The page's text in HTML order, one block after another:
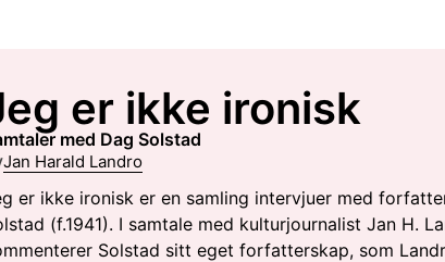
er ikke ironisk
med Dag Solstad
Jan Harald Landro
er ikke ironisk er en samling intervjuer med
(f.1941). I samtale med kulturjournalist Jan H.
Solstad sitt eget forfatterskap, som